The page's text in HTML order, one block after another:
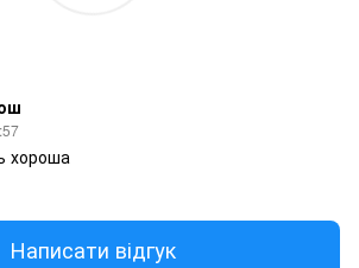
хороша
Написати відгук